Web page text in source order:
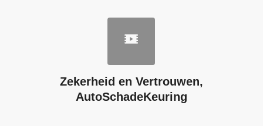
Zekerheid en Vertrouwen,
AutoSchadeKeuring